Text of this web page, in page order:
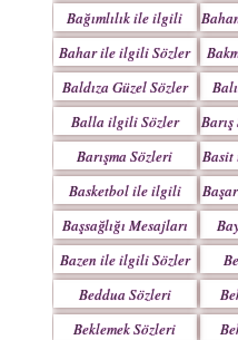
Bağımlılık ile ilgili
Yazılar
Bahar ile ilgili Sözler
Yazılar
Baldıza Güzel Sözler
Balla ilgili Sözler
Barışma Sözleri
Mesajları
Basit
Basketbol ile ilgili
Sözler
Başsağlığı Mesajları
Bazen ile ilgili Sözler
Mesajlar
Beddua Sözleri
Mesajları
Beklemek Sözleri